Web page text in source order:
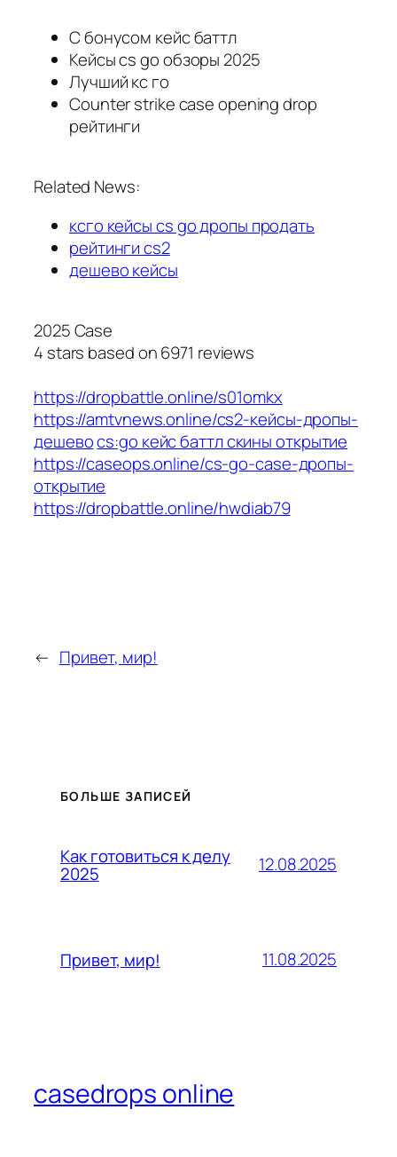
С бонусом кейс баттл
Кейсы cs go обзоры 2025
Лучший кс го
Counter strike case opening drop
рейтинги
Related News:
ксго кейсы cs go дропы продать
рейтинги cs2
дешево кейсы
2025 Case
4 stars based on6971 reviews
https://dropbattle.online/s01omkx
https://amtvnews.online/cs2-кейсы-дропы-
дешевоcs:go кейс баттл скины открытие
https://caseops.online/cs-go-case-дропы-
открытие
https://dropbattle.online/hwdiab79
← Привет, мир!
БОЛЬШЕ ЗАПИСЕЙ
Как готовиться к делу
2025 12.08.2025
Привет, мир! 11.08.2025
casedrops online